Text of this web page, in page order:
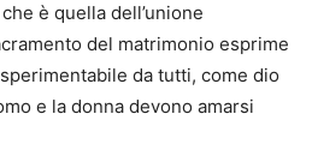
è quella dell’unione
del matrimonio esprime
da tutti, come dio
e la donna devono amarsi